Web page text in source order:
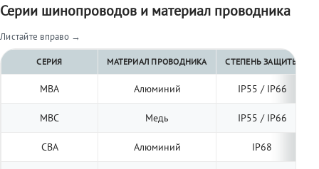
Серии шинопроводов и материал проводника
Листайте вправо →
СЕРИЯ МАТЕРИАЛ ПРОВОДНИКА СТЕПЕНЬ ЗАЩИТЫ
МВА Алюминий IP55 / IP66
МВС Медь IP55 / IP66
СВА Алюминий IP68